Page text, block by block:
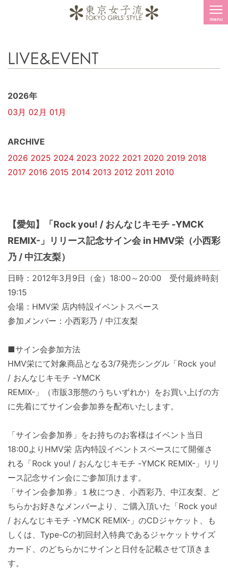
menu
LIVE&EVENT
2026年
03月 02月 01月
ARCHIVE
2026 2025 2024 2023 2022 2021 2020 2019 2018
2017 2016 2015 2014 2013 2012 2011 2010
【愛知】「Rock you! / おんなじキモチ -YMCK
REMIX-」リリース記念サイン会 in HMV栄（小西彩
乃 / 中江友梨）
日時：2012年3月9日（金）18:00～20:00 受付最終時刻
19:15
会場：HMV栄 店内特設イベントスペース
参加メンバー：小西彩乃 / 中江友梨
■サイン会参加方法
HMV栄にて対象商品となる3/7発売シングル「Rock you!
/ おんなじキモチ -YMCK
REMIX-」（市販3形態のうちいずれか）をお買い上げの方
に先着にてサイン会参加券を配布いたします。
「サイン会参加券」をお持ちのお客様はイベント当日
18:00よりHMV栄 店内特設イベントスペースにて開催さ
れる「Rock you! / おんなじキモチ -YMCK REMIX-」リリ
ース記念サイン会にご参加頂けます。
「サイン会参加券」１枚につき、小西彩乃、中江友梨、ど
ちらかお好きなメンバーより、ご購入頂いた「Rock you!
/ おんなじキモチ -YMCK REMIX-」のCDジャケット、も
しくは、Type-Cの初回封入特典であるジャケットサイズ
カード、のどちらかにサインと日付を記載させて頂きま
す。